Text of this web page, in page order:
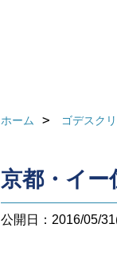
ホーム ゴデスク
京都・イー
公開日：2016/05/